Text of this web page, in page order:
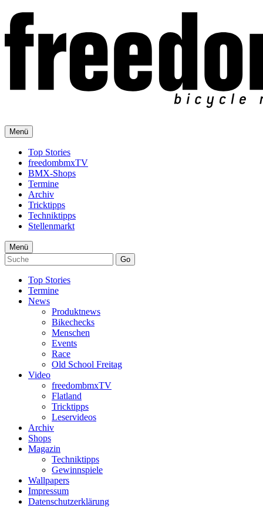
Menü
Top Stories
freedombmxTV
BMX-Shops
Termine
Archiv
Tricktipps
Techniktipps
Stellenmarkt
Menü
Go
Top Stories
Termine
News
Produktnews
Bikechecks
Menschen
Events
Race
Old School Freitag
Video
freedombmxTV
Flatland
Tricktipps
Leservideos
Archiv
Shops
Magazin
Techniktipps
Gewinnspiele
Wallpapers
Impressum
Datenschutzerklärung